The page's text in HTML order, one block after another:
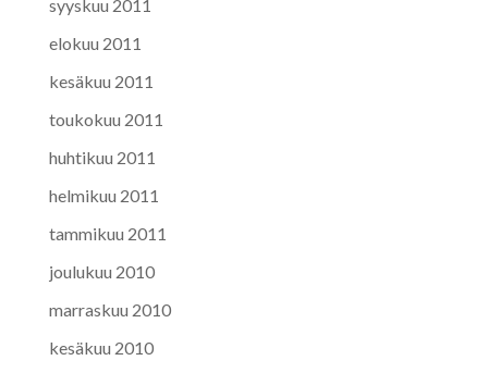
syyskuu 2011
elokuu 2011
kesäkuu 2011
toukokuu 2011
huhtikuu 2011
helmikuu 2011
tammikuu 2011
joulukuu 2010
marraskuu 2010
kesäkuu 2010